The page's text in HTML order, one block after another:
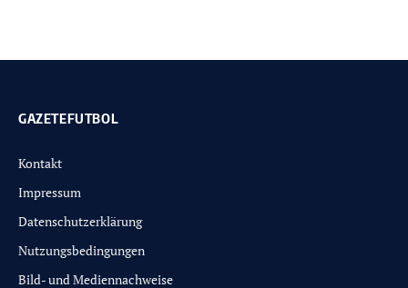
GAZETEFUTBOL
Kontakt
Impressum
Datenschutzerklärung
Nutzungsbedingungen
Bild- und Mediennachweise